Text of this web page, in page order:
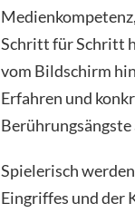
Schritt für Schritt
vom Bildschirm
Erfahren und
Spielerisch
Eingriffes und der